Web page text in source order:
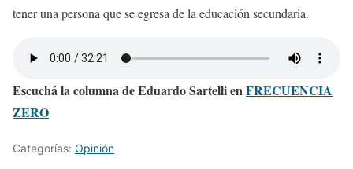
tener una persona que se egresa de la educación secundaria.
Escuchá la columna de Eduardo Sartelli enFRECUENCIA
ZERO
Categorías: Opinión